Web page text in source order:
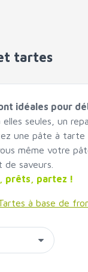
tartes
idéales pour
seules, un
une pâte à tarte
même votre
saveurs.
prêts, partez !
à base de